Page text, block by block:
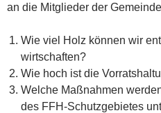
an die Mitglieder der
Wie viel Holz können wir
wirtschaften?
Wie hoch ist die
Welche Maßnahmen
des FFH-Schutzgebietes